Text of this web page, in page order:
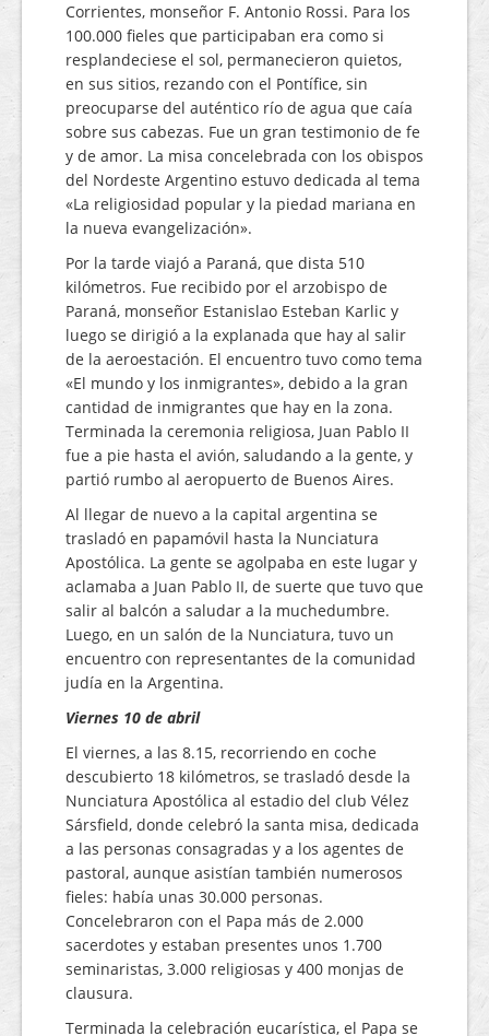
Corrientes, monseñor F. Antonio Rossi. Para los
100.000 fieles que participaban era como si
resplandeciese el sol, permanecieron quietos,
en sus sitios, rezando con el Pontífice, sin
preocuparse del auténtico río de agua que caía
sobre sus cabezas. Fue un gran testimonio de fe
y de amor. La misa concelebrada con los obispos
del Nordeste Argentino estuvo dedicada al tema
«La religiosidad popular y la piedad mariana en
la nueva evangelización».
Por la tarde viajó a Paraná, que dista 510
kilómetros. Fue recibido por el arzobispo de
Paraná, monseñor Estanislao Esteban Karlic y
luego se dirigió a la explanada que hay al salir
de la aeroestación. El encuentro tuvo como tema
«El mundo y los inmigrantes», debido a la gran
cantidad de inmigrantes que hay en la zona.
Terminada la ceremonia religiosa, Juan Pablo II
fue a pie hasta el avión, saludando a la gente, y
partió rumbo al aeropuerto de Buenos Aires.
Al llegar de nuevo a la capital argentina se
trasladó en papamóvil hasta la Nunciatura
Apostólica. La gente se agolpaba en este lugar y
aclamaba a Juan Pablo II, de suerte que tuvo que
salir al balcón a saludar a la muchedumbre.
Luego, en un salón de la Nunciatura, tuvo un
encuentro con representantes de la comunidad
judía en la Argentina.
Viernes 10 de abril
El viernes, a las 8.15, recorriendo en coche
descubierto 18 kilómetros, se trasladó desde la
Nunciatura Apostólica al estadio del club Vélez
Sársfield, donde celebró la santa misa, dedicada
a las personas consagradas y a los agentes de
pastoral, aunque asistían también numerosos
fieles: había unas 30.000 personas.
Concelebraron con el Papa más de 2.000
sacerdotes y estaban presentes unos 1.700
seminaristas, 3.000 religiosas y 400 monjas de
clausura.
Terminada la celebración eucarística, el Papa se